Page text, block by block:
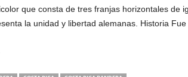
que consta de tres franjas horizontales de
la unidad y libertad alemanas. Historia